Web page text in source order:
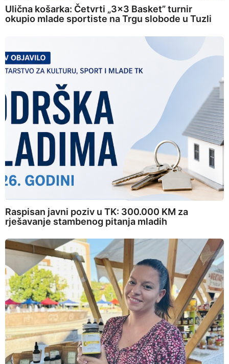
Ulična košarka: Četvrti „3×3 Basket” turnir
okupio mlade sportiste na Trgu slobode u Tuzli
Raspisan javni poziv u TK: 300.000 KM za
rješavanje stambenog pitanja mladih